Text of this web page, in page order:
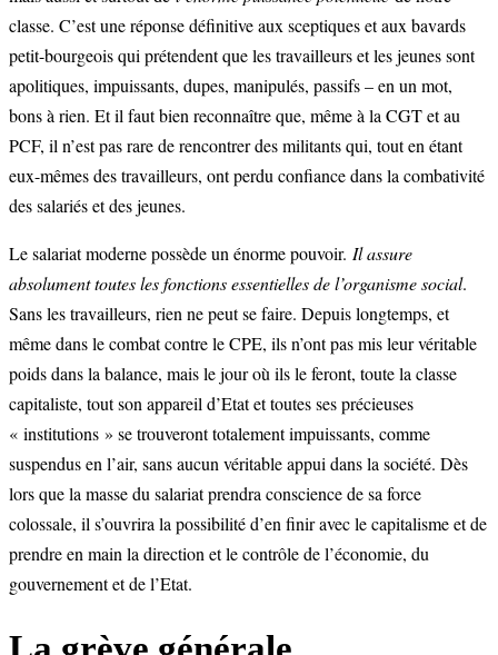
classe. C’est une réponse définitive aux sceptiques et aux bavards
petit-bourgeois qui prétendent que les travailleurs et les jeunes sont
apolitiques, impuissants, dupes, manipulés, passifs – en un mot,
bons à rien. Et il faut bien reconnaître que, même à la CGT et au
PCF, il n’est pas rare de rencontrer des militants qui, tout en étant
eux-mêmes des travailleurs, ont perdu confiance dans la combativité
des salariés et des jeunes.
Le salariat moderne possède un énorme pouvoir. Il assure
absolument toutes les fonctions essentielles de l’organisme social.
Sans les travailleurs, rien ne peut se faire. Depuis longtemps, et
même dans le combat contre le CPE, ils n’ont pas mis leur véritable
poids dans la balance, mais le jour où ils le feront, toute la classe
capitaliste, tout son appareil d’Etat et toutes ses précieuses
« institutions » se trouveront totalement impuissants, comme
suspendus en l’air, sans aucun véritable appui dans la société. Dès
lors que la masse du salariat prendra conscience de sa force
colossale, il s’ouvrira la possibilité d’en finir avec le capitalisme et de
prendre en main la direction et le contrôle de l’économie, du
gouvernement et de l’Etat.